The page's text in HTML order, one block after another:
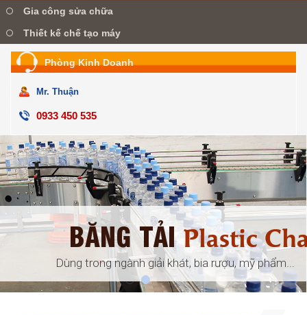
Gia công sửa chữa
Thiết kế chế tạo máy
Phòng Kinh Doanh
Mr. Thuận
0933 450 535
đóng gói, ...
BĂNG TẢIPlastic
Dùng trong ngành giải khát, bia rượu, mỹ phẩm...